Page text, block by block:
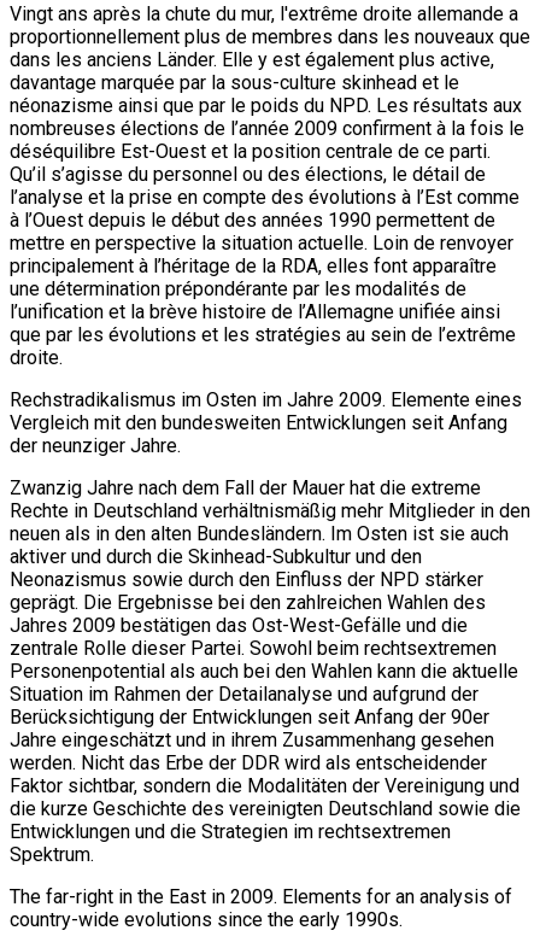
Vingt ans après la chute du mur, l'extrême droite allemande a
proportionnellement plus de membres dans les nouveaux que
dans les anciens Länder. Elle y est également plus active,
davantage marquée par la sous-culture skinhead et le
néonazisme ainsi que par le poids du NPD. Les résultats aux
nombreuses élections de l’année 2009 confirment à la fois le
déséquilibre Est-Ouest et la position centrale de ce parti.
Qu’il s’agisse du personnel ou des élections, le détail de
l’analyse et la prise en compte des évolutions à l’Est comme
à l’Ouest depuis le début des années 1990 permettent de
mettre en perspective la situation actuelle. Loin de renvoyer
principalement à l’héritage de la RDA, elles font apparaître
une détermination prépondérante par les modalités de
l’unification et la brève histoire de l’Allemagne unifiée ainsi
que par les évolutions et les stratégies au sein de l’extrême
droite.
Rechstradikalismus im Osten im Jahre 2009. Elemente eines
Vergleich mit den bundesweiten Entwicklungen seit Anfang
der neunziger Jahre.
Zwanzig Jahre nach dem Fall der Mauer hat die extreme
Rechte in Deutschland verhältnismäßig mehr Mitglieder in den
neuen als in den alten Bundesländern. Im Osten ist sie auch
aktiver und durch die Skinhead-Subkultur und den
Neonazismus sowie durch den Einfluss der NPD stärker
geprägt. Die Ergebnisse bei den zahlreichen Wahlen des
Jahres 2009 bestätigen das Ost-West-Gefälle und die
zentrale Rolle dieser Partei. Sowohl beim rechtsextremen
Personenpotential als auch bei den Wahlen kann die aktuelle
Situation im Rahmen der Detailanalyse und aufgrund der
Berücksichtigung der Entwicklungen seit Anfang der 90er
Jahre eingeschätzt und in ihrem Zusammenhang gesehen
werden. Nicht das Erbe der DDR wird als entscheidender
Faktor sichtbar, sondern die Modalitäten der Vereinigung und
die kurze Geschichte des vereinigten Deutschland sowie die
Entwicklungen und die Strategien im rechtsextremen
Spektrum.
The far-right in the East in 2009. Elements for an analysis of
country-wide evolutions since the early 1990s.